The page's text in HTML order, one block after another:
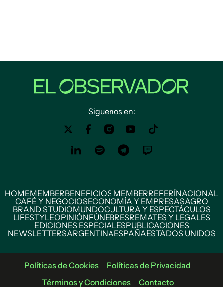
Siguenos en:
HOMEMEMBERBENEFICIOS MEMBERREFERÍNACIONAL
CAFÉ Y NEGOCIOSECONOMÍA Y EMPRESASAGRO
BRAND STUDIOMUNDOCULTURA Y ESPECTÁCULOS
LIFESTYLEOPINIÓNFÚNEBRESREMATES Y LEGALES
EDICIONES ESPECIALESPUBLICACIONES
NEWSLETTERSARGENTINAESPAÑAESTADOS UNIDOS
Políticas de Cookies
Políticas de Privacidad
Términos y Condiciones
Contacto